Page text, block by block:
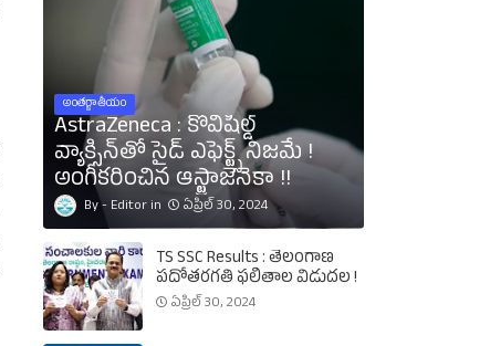
అంతర్జాతీయం
AstraZeneca : కోవిషీల్డ్‌
వ్యాక్సిన్‌తో సైడ్‌ ఎఫెక్ట్స్‌ నిజమే !
అంగీకరించిన ఆస్ట్రాజెనెకా !!
Editor ఏప్రిల్ 30, 2024
TS SSC Results : తెలంగాణ
పదోతరగతి ఫలితాల విడుదల !
ఏప్రిల్ 30, 2024